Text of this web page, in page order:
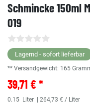
Schmincke 150ml
019
Lagernd - sofort lieferbar
** Versandgewicht: 165
39,71 € *
0.15 Liter | 264,73 € / Liter